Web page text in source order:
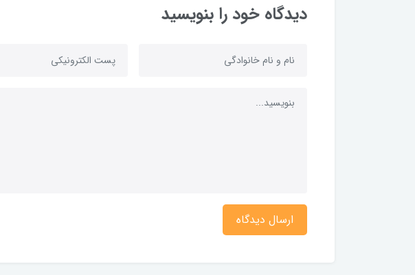
دیدگاه خود را بنویسید
ارسال دیدگاه